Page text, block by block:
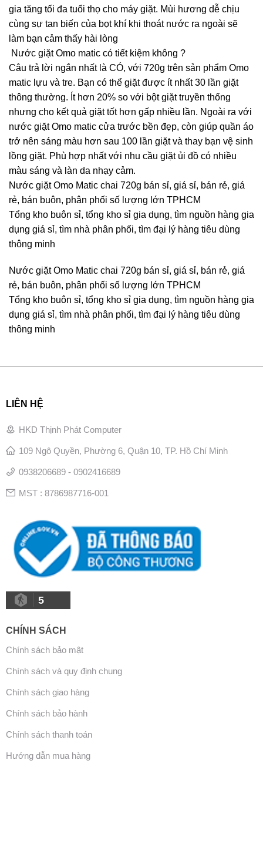
gia tăng tối đa tuổi thọ cho máy giặt. Mùi hương dễ chịu
cùng sự tan biến của bọt khí khi thoát nước ra ngoài sẽ
làm bạn cảm thấy hài lòng
Nước giặt Omo matic có tiết kiệm không ?
Câu trả lời ngắn nhất là CÓ, với 720g trên sản phẩm Omo
matic lựu và tre. Bạn có thể giặt được ít nhất 30 lần giặt
thông thường. Ít hơn 20% so với bột giặt truyền thống
nhưng cho kết quả giặt tốt hơn gấp nhiều lần. Ngoài ra với
nước giặt Omo matic cửa trước bền đẹp, còn giúp quần áo
trở nên sáng màu hơn sau 100 lần giặt và thay bạn vệ sinh
lồng giặt. Phù hợp nhất với nhu cầu giặt ủi đồ có nhiều
màu sáng và làn da nhạy cảm.
Nước giặt Omo Matic chai 720g bán sỉ, giá sỉ, bán rẻ, giá
rẻ, bán buôn, phân phối số lượng lớn TPHCM
Tổng kho buôn sỉ, tổng kho sỉ gia dụng, tìm nguồn hàng gia
dụng giá sỉ, tìm nhà phân phối, tìm đại lý hàng tiêu dùng
thông minh
Nước giặt Omo Matic chai 720g bán sỉ, giá sỉ, bán rẻ, giá
rẻ, bán buôn, phân phối số lượng lớn TPHCM
Tổng kho buôn sỉ, tổng kho sỉ gia dụng, tìm nguồn hàng gia
dụng giá sỉ, tìm nhà phân phối, tìm đại lý hàng tiêu dùng
thông minh
LIÊN HỆ
HKD Thịnh Phát Computer
109 Ngô Quyền, Phường 6, Quận 10, TP. Hồ Chí Minh
0938206689 - 0902416689
MST : 8786987716-001
5
CHÍNH SÁCH
Chính sách bảo mật
Chính sách và quy định chung
Chính sách giao hàng
Chính sách bảo hành
Chính sách thanh toán
Hướng dẫn mua hàng